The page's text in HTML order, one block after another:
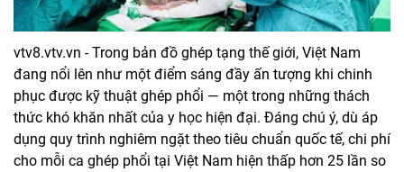
vtv8.vtv.vn - Trong bản đồ ghép tạng thế giới, Việt Nam
đang nổi lên như một điểm sáng đầy ấn tượng khi chinh
phục được kỹ thuật ghép phổi — một trong những thách
thức khó khăn nhất của y học hiện đại. Đáng chú ý, dù áp
dụng quy trình nghiêm ngặt theo tiêu chuẩn quốc tế, chi phí
cho mỗi ca ghép phổi tại Việt Nam hiện thấp hơn 25 lần so